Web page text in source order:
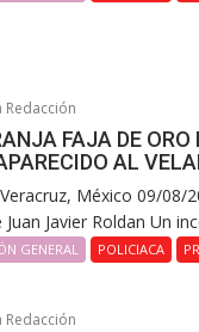
Redacción
FAJA DE
AL
México 09/08/
Javier Roldan Un
GENERAL POLICIACA
Redacción